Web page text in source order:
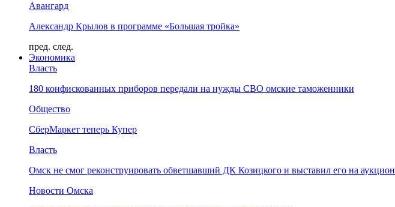
Авангард
Александр Крылов в программе «Большая тройка»
пред. след.
Экономика
Власть
180 конфискованных приборов передали на нужды СВО омские таможенники
Общество
СберМаркет теперь Купер
Власть
Омск не смог реконструировать обветшавший ДК Козицкого и выставил его на аукцион
Новости Омска